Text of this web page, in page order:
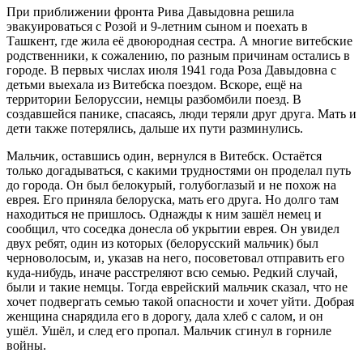
При приближении фронта Рива Давыдовна решила
эвакуироваться с Розой и 9-летним сыном и поехать в
Ташкент, где жила её двоюродная сестра. А многие витебские
родственники, к сожалению, по разным причинам остались в
городе. В первых числах июля 1941 года Роза Давыдовна с
детьми выехала из Витебска поездом. Вскоре, ещё на
территории Белоруссии, немцы разбомбили поезд. В
создавшейся панике, спасаясь, люди теряли друг друга. Мать и
дети также потерялись, дальше их пути разминулись.
Мальчик, оставшись один, вернулся в Витебск. Остаётся
только догадываться, с какими трудностями он проделал путь
до города. Он был белокурый, голубоглазый и не похож на
еврея. Его приняла белоруска, мать его друга. Но долго там
находиться не пришлось. Однажды к ним зашёл немец и
сообщил, что соседка донесла об укрытии еврея. Он увидел
двух ребят, один из которых (белорусский мальчик) был
черноволосым, и, указав на него, посоветовал отправить его
куда-нибудь, иначе расстреляют всю семью. Редкий случай,
были и такие немцы. Тогда еврейский мальчик сказал, что не
хочет подвергать семью такой опасности и хочет уйти. Добрая
женщина снарядила его в дорогу, дала хлеб с салом, и он
ушёл. Ушёл, и след его пропал. Мальчик сгинул в горниле
войны.